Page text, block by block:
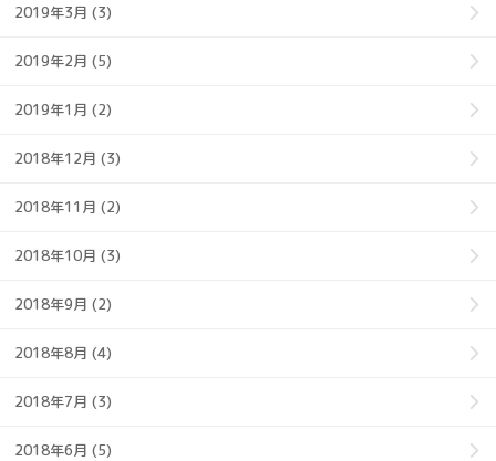
2019年3月 (3)
2019年2月 (5)
2019年1月 (2)
2018年12月 (3)
2018年11月 (2)
2018年10月 (3)
2018年9月 (2)
2018年8月 (4)
2018年7月 (3)
2018年6月 (5)